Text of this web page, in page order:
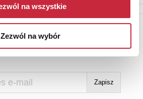
na wszystkie
Zezwól na wybór
Newsletter